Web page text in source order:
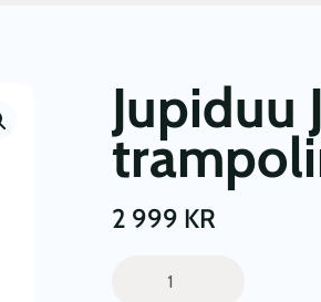
Jupiduu
2 999 KR
Jumpspot